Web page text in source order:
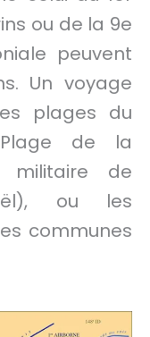
ou de la 9e
peuvent
Un voyage
plages du
de la
militaire de
ou les
communes